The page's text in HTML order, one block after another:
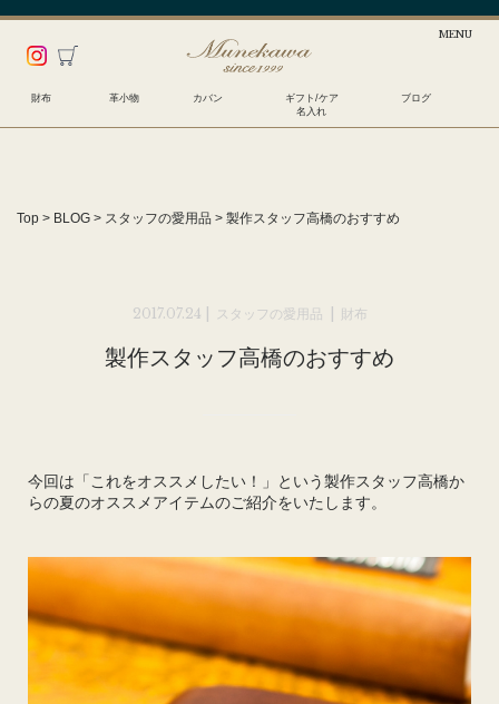
財布 革小物 カバン
ギフト/ケア
名入れ
ブログ
Top > BLOG > スタッフの愛用品 > 製作スタッフ高橋のおすすめ
2017.07.24 | スタッフの愛用品 財布
製作スタッフ高橋のおすすめ
今回は「これをオススメしたい！」という製作スタッフ高橋か
らの夏のオススメアイテムのご紹介をいたします。